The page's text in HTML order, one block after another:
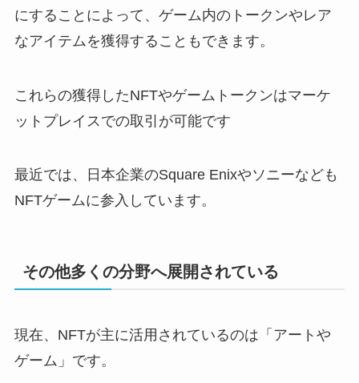
にすることによって、ゲーム内のトークンやレア
なアイテムを獲得することもできます。
これらの獲得したNFTやゲームトークンはマーケ
ットプレイスでの取引が可能です
最近では、日本企業のSquare Enixやソニーなども
NFTゲームに参入しています。
その他多くの分野へ展開されている
現在、NFTが主に活用されているのは「アートや
ゲーム」です。